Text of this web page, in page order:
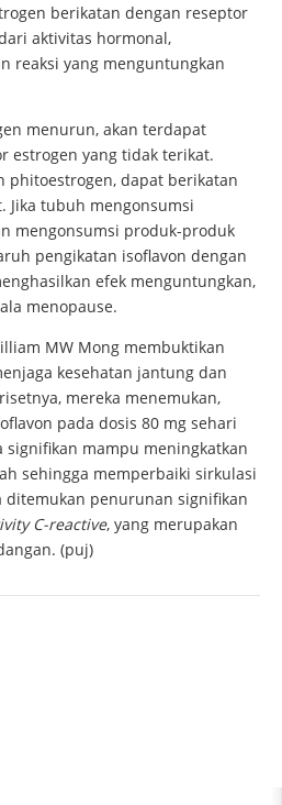
berikatan dengan reseptor
aktivitas hormonal,
reaksi yang menguntungkan
menurun, akan terdapat
estrogen yang tidak terikat.
phitoestrogen, dapat berikatan
Jika tubuh mengonsumsi
mengonsumsi produk-produk
pengikatan isoflavon dengan
efek menguntungkan,
menopause.
MW Mong membuktikan
kesehatan jantung dan
mereka menemukan,
pada dosis 80 mg sehari
signifikan mampu meningkatkan
sehingga memperbaiki sirkulasi
ditemukan penurunan signifikan
C-reactive, yang merupakan
(puj)